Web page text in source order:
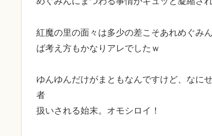
紅魔の里の面々は多少の差こそあれめぐみ
ば考え方もかなりアレでしたｗ
ゆんゆんだけがまともなんですけど、なに
者
扱いされる始末。オモシロイ！